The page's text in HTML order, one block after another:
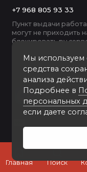
Главная Поиск
Мы используем
средства
анализа
Подробнее в
персональных
если даете
+7 968 805 93 33
Пункт выдачи
могут не приходить
блокировать ру